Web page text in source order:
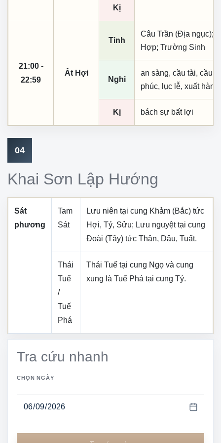
Kị
21:00 -
22:59
Ất Hợi
Tinh
Câu Trần (Địa ngục);
Hợp; Trường Sinh
Nghi
an sàng, cầu tài, cầu
phúc, lục lễ, xuất
Kị bách sự bất lợi
04
Khai Sơn Lập Hướng
Sát
phương
Tam
Sát
Lưu niên tại cung Khảm (Bắc) tức
Hợi, Tý, Sửu; Lưu nguyệt tại cung
Đoài (Tây) tức Thân, Dậu, Tuất.
Thái
Tuế
/
Tuế
Phá
Thái Tuế tại cung Ngọ và cung
xung là Tuế Phá tại cung Tý.
Tra cứu nhanh
CHỌN NGÀY